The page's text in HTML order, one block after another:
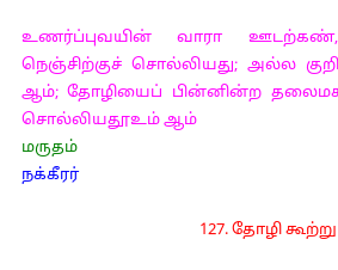
உணர்ப்புவயின் வாரா
நெஞ்சிற்குச் சொல்லியது; அல்ல
ஆம்; தோழியைப் பின்னின்ற
சொல்லியதூஉம் ஆம்
மருதம்
நக்கீரர்
127. தோழி கூற்று